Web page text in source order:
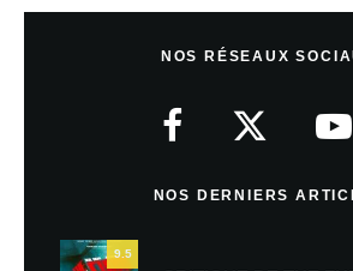
NOS RÉSEAUX
NOS DERNIERS
9.5